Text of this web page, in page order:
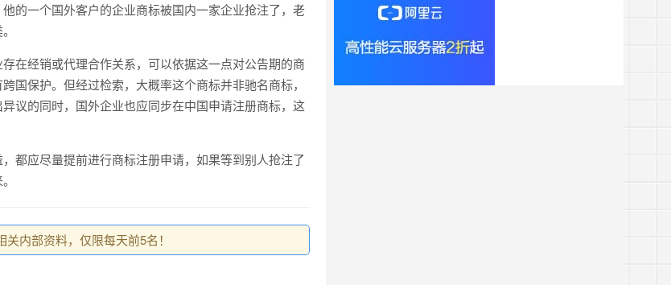
一个国外客户的企业商标被国内一家企业抢注了，老
在经销或代理合作关系，可以依据这一点对公告期的商
国保护。但经过检索，大概率这个商标并非驰名商标，
议的同时，国外企业也应同步在中国申请注册商标，这
都应尽量提前进行商标注册申请，如果等到别人抢注了
内部资料，仅限每天前5名！